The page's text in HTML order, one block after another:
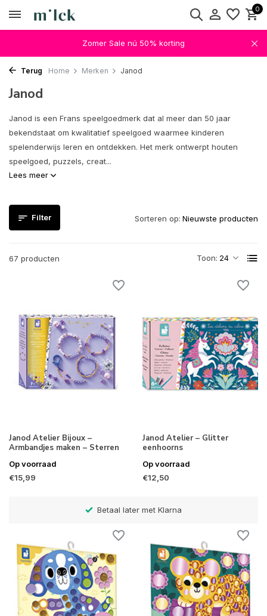
0
Zomer Sale nú 50% korting
Terug Home Merken Janod
Janod
Janod is een Frans speelgoedmerk dat al meer dan 50 jaar
bekendstaat om kwalitatief speelgoed waarmee kinderen
spelenderwijs leren en ontdekken. Het merk ontwerpt houten
speelgoed, puzzels, creat...
Lees meer
Filter
67 producten Toon:
Sorteren op:
Janod Atelier Bijoux –
Armbandjes maken – Sterren
Op voorraad
€15,99
Janod Atelier – Glitter
eenhoorns
Op voorraad
€12,50
Betaal later met Klarna